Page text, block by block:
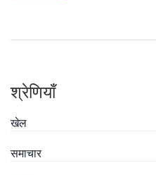
श्रेणियाँ
खेल
समाचार